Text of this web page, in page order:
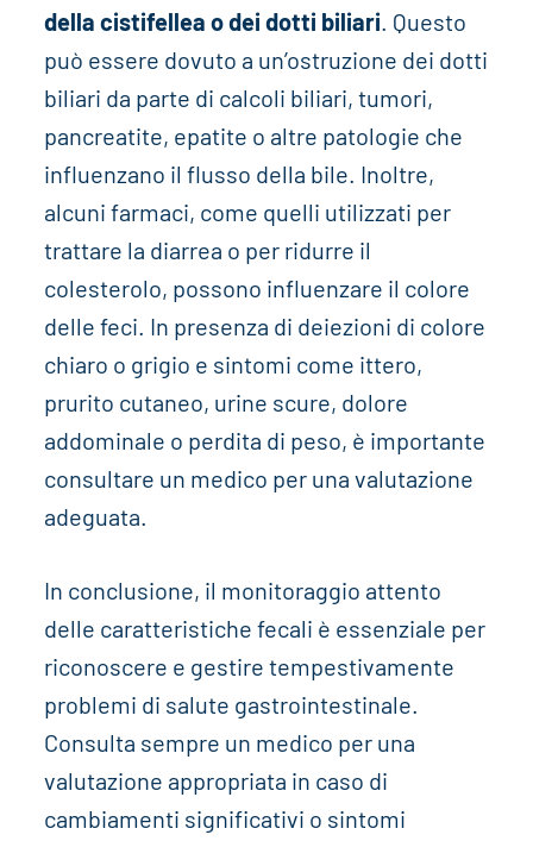
della cistifellea o dei dotti biliari. Questo
può essere dovuto a un’ostruzione dei dotti
biliari da parte di calcoli biliari, tumori,
pancreatite, epatite o altre patologie che
influenzano il flusso della bile. Inoltre,
alcuni farmaci, come quelli utilizzati per
trattare la diarrea o per ridurre il
colesterolo, possono influenzare il colore
delle feci. In presenza di deiezioni di colore
chiaro o grigio e sintomi come ittero,
prurito cutaneo, urine scure, dolore
addominale o perdita di peso, è importante
consultare un medico per una valutazione
adeguata.
In conclusione, il monitoraggio attento
delle caratteristiche fecali è essenziale per
riconoscere e gestire tempestivamente
problemi di salute gastrointestinale.
Consulta sempre un medico per una
valutazione appropriata in caso di
cambiamenti significativi o sintomi